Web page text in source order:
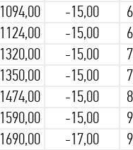
1094,00 -15,00
1124,00 -15,00
1320,00 -15,00
1350,00 -15,00
1474,00 -15,00
1590,00 -15,00
1690,00 -17,00